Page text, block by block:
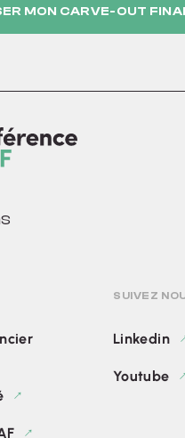
MON CARVE-OUT
SUIVEZ
Linkedin
Youtube